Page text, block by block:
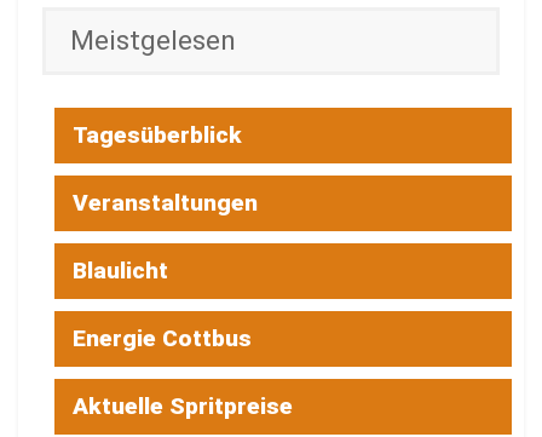
Meistgelesen
Tagesüberblick
Veranstaltungen
Blaulicht
Energie Cottbus
Aktuelle Spritpreise